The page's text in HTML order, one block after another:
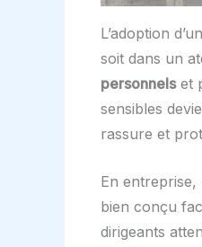
L’adoption d’un
soit dans un
personnelset
sensibles
rassure et
En entreprise,
bien conçu
dirigeants